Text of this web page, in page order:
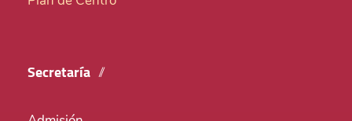
Secretaría